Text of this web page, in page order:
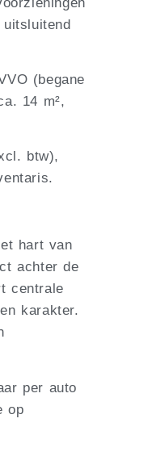
(begane
14 m²,
btw),
hart van
achter de
centrale
karakter.
per auto
op